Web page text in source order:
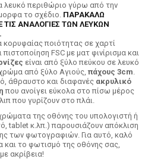
λευκό περιθώριο γύρω από την
το σχέδιο. ΠΑΡΑΚΑΛΩ
ΑΝΑΛΟΓΙΕΣ ΤΩΝ ΛΕΥΚΩΝ
κορυφαίας ποιότητας σε χαρτί
FSC με ματ φινίρισμα και
είναι από ξύλο πεύκου σε λευκό
από ξύλο Αγιούς, πάχους 3cm.
άθραυστο και διαφανές ακρυλικό
που ανοίγει εύκολα στο πίσω μέρος
που γυρίζουν στο πλάι.
της οθόνης του υπολογιστή ή
tablet κ.λπ.) παρουσιάζουν απόκλιση
των φωτογραφιών. Για αυτό, καλό
και το φωτισμό της οθόνης σας,
ακρίβεια!